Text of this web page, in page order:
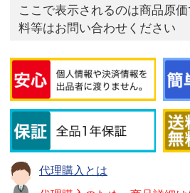
ここで表示されるのは商品原
料等はお問い合わせください
代理購入とは